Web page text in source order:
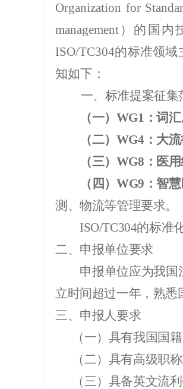
Organization for
management ）的国内
ISO/TC304的标准领域
知如下：
一、 标准提案征集
（一） WG1 ：词汇
（二） WG4 ：大
（三） WG8 ：医
（四） WG9 ：智
测、物流等管理要求。
ISO/TC304的标准
二、 申报单位要求
申报单位应为我国
立时间超过一年 ， 熟悉
三、 申报人要求
（一） 具有我国国
（二） 具有高级职
（三） 具备英文流利